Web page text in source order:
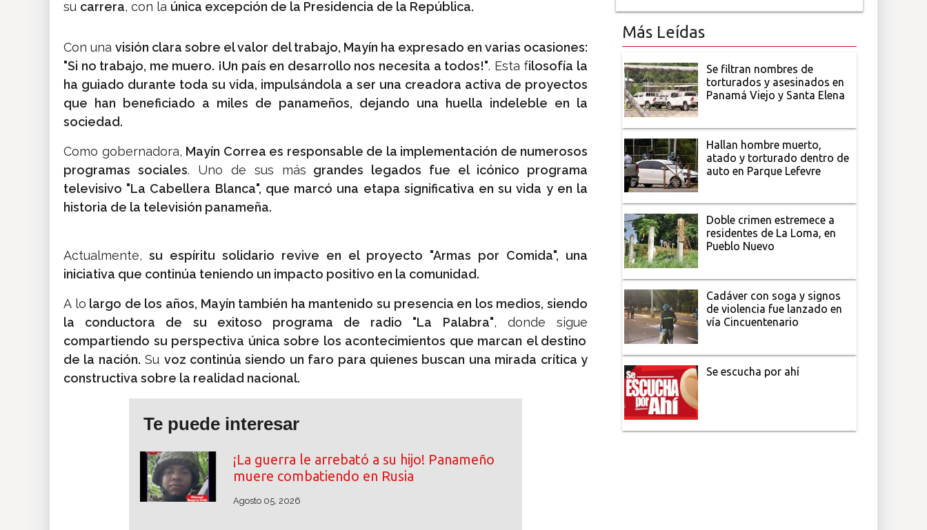
su carrera, con la única excepción de la Presidencia de la República.
Con unavisión clara sobre el valor del trabajo, Mayín ha expresado en varias ocasiones:
"Si no trabajo, me muero. ¡Un país en desarrollo nos necesita a todos!". Esta filosofía la
ha guiado durante toda su vida, impulsándola a ser una creadora activa de proyectos
que han beneficiado a miles de panameños, dejando una huella indeleble en la
sociedad.
Como gobernadora, Mayín Correa es responsable de la implementación de numerosos
programas sociales. Uno de sus más grandes legados fue el icónico programa
televisivo "La Cabellera Blanca", que marcó una etapa significativa en su vida y en la
historia de la televisión panameña.
Actualmente, su espíritu solidario revive en el proyecto "Armas por Comida", una
iniciativa que continúa teniendo un impacto positivo en la comunidad.
A lo largo de los años, Mayín también ha mantenido su presencia en los medios, siendo
la conductora de su exitoso programa de radio "La Palabra", donde sigue
compartiendo su perspectiva única sobre los acontecimientos que marcan el destino
de la nación. Su voz continúa siendo un faro para quienes buscan una mirada crítica y
constructiva sobre la realidad nacional.
Te puede interesar
¡La guerra le arrebató a su hijo! Panameño
muere combatiendo en Rusia
Agosto 05, 2026
Más Leídas
Se filtran nombres de
torturados y asesinados en
Panamá Viejo y Santa Elena
Hallan hombre muerto,
atado y torturado dentro de
auto en Parque Lefevre
Doble crimen estremece a
residentes de La Loma, en
Pueblo Nuevo
Cadáver con soga y signos
de violencia fue lanzado en
vía Cincuentenario
Se escucha por ahí